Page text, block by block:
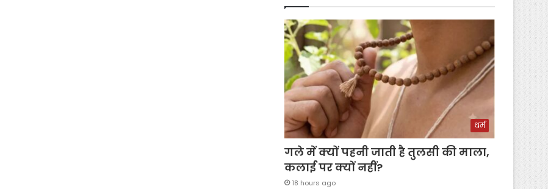
धर्म
गले में क्यों पहनी जाती है तुलसी की माला,
कलाई पर क्यों नहीं?
18 hours ago